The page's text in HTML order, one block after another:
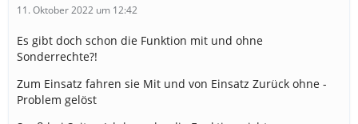
11. Oktober 2022 um 12:42
Es gibt doch schon die Funktion mit und ohne
Sonderrechte?!
Zum Einsatz fahren sie Mit und von Einsatz Zurück ohne -
Problem gelöst